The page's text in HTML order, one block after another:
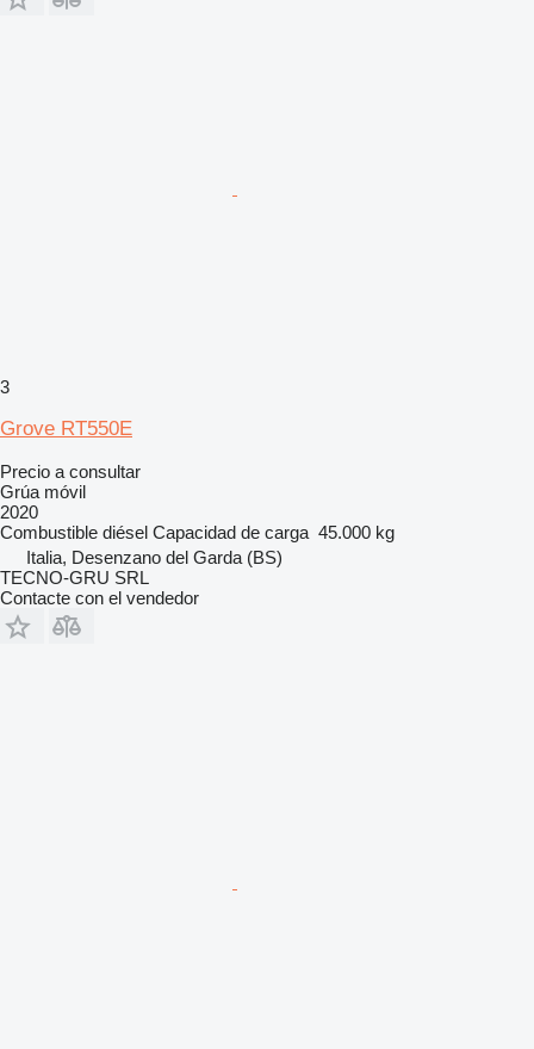
3
Grove RT550E
Precio a consultar
Grúa móvil
2020
Combustible diésel Capacidad de carga 45.000 kg
Italia, Desenzano del Garda (BS)
TECNO-GRU SRL
Contacte con el vendedor